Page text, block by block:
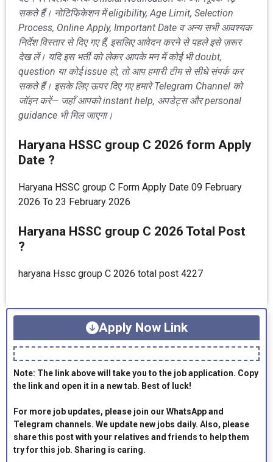
सकते हैं। नोटिफिकेशन में eligibility, Age Limit, Selection
Process, Online Apply, Important Date व अन्य सभी आवश्यक
निर्देश विस्तार से दिए गए हैं, इसलिए आवेदन करने से पहले इसे ज़रूर
देख लें। यदि इस भर्ती को लेकर आपके मन में कोई भी doubt,
question या कोई issue हो, तो आप हमारी टीम से सीधे संपर्क कर
सकते हैं। इसके लिए ऊपर दिए गए हमारे Telegram Channel को
जॉइन करें— जहाँ आपको instant help, अपडेट्स और personal
guidance भी मिल जाएगा।
Haryana HSSC group C 2026 form Apply
Date ?
Haryana HSSC group C Form Apply Date 09 February
2026 To 23 February 2026
Haryana HSSC group C 2026 Total Post
?
haryana Hssc group C 2026 total post 4227
Apply Now Link
Note: The link above will take you to the job application. Copy
the link and open it in a new tab. Best of luck!
For more job updates, please join our WhatsApp and
Telegram channels. We update new jobs daily. Also, please
share this post with your relatives and friends to help them
try for this job. Sharing is caring.